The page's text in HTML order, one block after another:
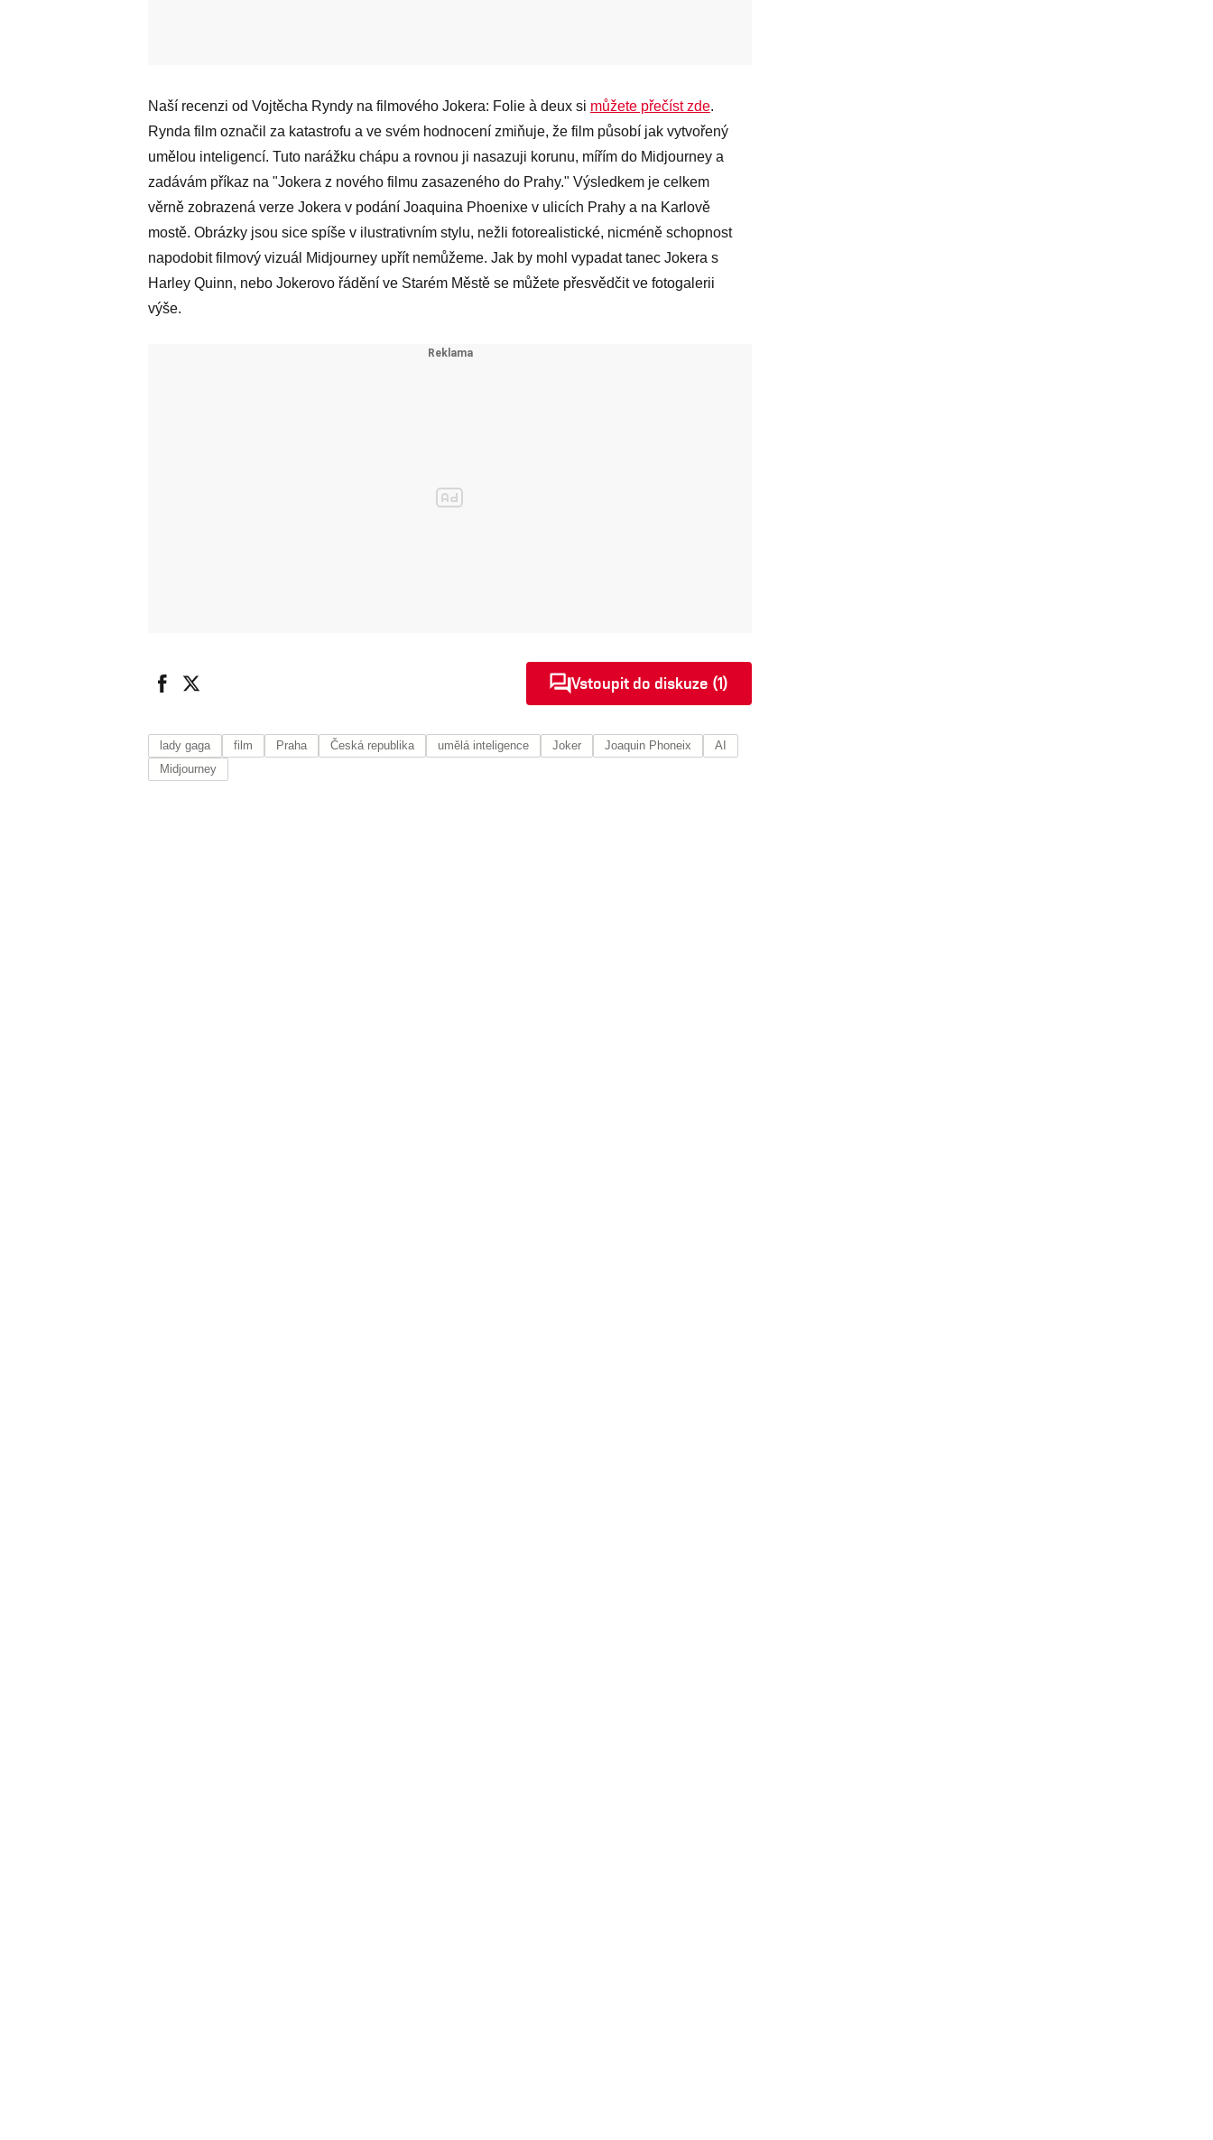
Naší recenzi od Vojtěcha Ryndy na filmového Jokera: Folie à deux si můžete přečíst zde.
Rynda film označil za katastrofu a ve svém hodnocení zmiňuje, že film působí jak vytvořený
umělou inteligencí. Tuto narážku chápu a rovnou ji nasazuji korunu, mířím do Midjourney a
zadávám příkaz na "Jokera z nového filmu zasazeného do Prahy." Výsledkem je celkem
věrně zobrazená verze Jokera v podání Joaquina Phoenixe v ulicích Prahy a na Karlově
mostě. Obrázky jsou sice spíše v ilustrativním stylu, nežli fotorealistické, nicméně schopnost
napodobit filmový vizuál Midjourney upřít nemůžeme. Jak by mohl vypadat tanec Jokera s
Harley Quinn, nebo Jokerovo řádění ve Starém Městě se můžete přesvědčit ve fotogalerii
výše.
Vstoupit do diskuze (1)
lady gaga film Praha Česká republika umělá inteligence Joker Joaquin Phoneix
AI
Midjourney